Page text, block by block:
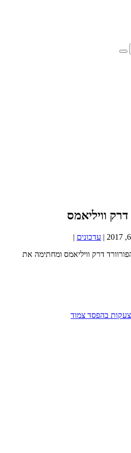
וויליאמס
| עדכונים |
דרק וויליאמס ומחתימה את
צעקות בהפסד צמוד